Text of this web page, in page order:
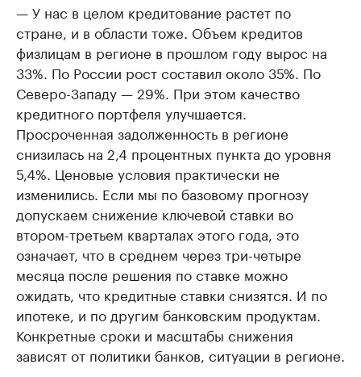
— У нас в целом кредитование растет по
стране, и в области тоже. Объем кредитов
физлицам в регионе в прошлом году вырос на
33%. По России рост составил около 35%. По
Северо-Западу — 29%. При этом качество
кредитного портфеля улучшается.
Просроченная задолженность в регионе
снизилась на 2,4 процентных пункта до уровня
5,4%. Ценовые условия практически не
изменились. Если мы по базовому прогнозу
допускаем снижение ключевой ставки во
втором-третьем кварталах этого года, это
означает, что в среднем через три-четыре
месяца после решения по ставке можно
ожидать, что кредитные ставки снизятся. И по
ипотеке, и по другим банковским продуктам.
Конкретные сроки и масштабы снижения
зависят от политики банков, ситуации в регионе.